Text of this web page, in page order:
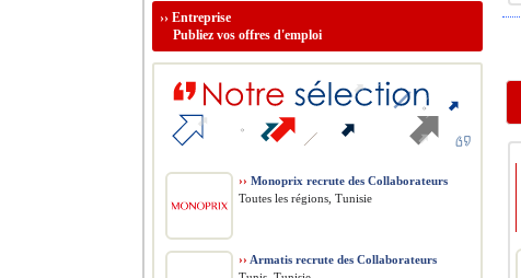
›› Entreprise
Publiez vos offres d'emploi
›› Monoprix recrute des Collaborateurs
Toutes les régions, Tunisie
›› Armatis recrute des Collaborateurs